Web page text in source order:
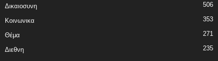
Δικαιοσυνη 506
Κοινωνικα 353
Θέμα 271
Διεθνη 235